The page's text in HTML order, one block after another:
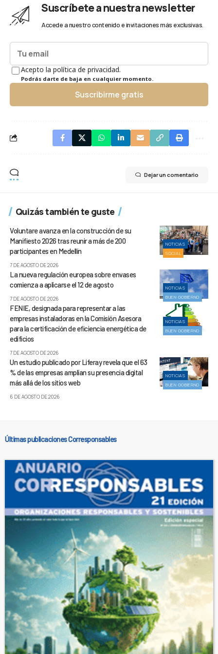
Suscríbete a nuestra newsletter
Accede a nuestro contenido e invitaciones más exclusivas.
Acepto la política de privacidad.
Podrás darte de baja en cualquier momento.
Suscribirme gratis
Dejar un comentario
Quizás también te guste
NOTICIAS
SOCIAL
Voluntare avanza en la construcción de su
Manifiesto 2026 tras reunir a más de 200
participantes en Medellín
7 DE AGOSTO DE 2026
NOTICIAS
BUEN GOBIERNO
La nueva regulación europea sobre envases
comienza a aplicarse el 12 de agosto
7 DE AGOSTO DE 2026
NOTICIAS
BUEN GOBIERNO
FENIE, designada para representar a las
empresas instaladoras en la Comisión Asesora
para la certificación de eficiencia energética de
edificios
7 DE AGOSTO DE 2026
NOTICIAS
BUEN GOBIERNO
Un estudio publicado por Liferay revela que el 63
% de las empresas amplían su presencia digital
más allá de los sitios web
6 DE AGOSTO DE 2026
Últimas publicaciones Corresponsables